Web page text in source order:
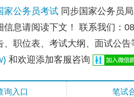
家公务员考试 同步国家公务员
信息请阅读下文！ 联系我们：
、职位表、考试大纲、面试公告
和欢迎添加客服咨询
询入口 笔试